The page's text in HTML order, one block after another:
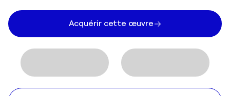
Acquérir cette œuvre